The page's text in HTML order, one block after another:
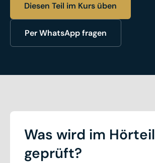
Diesen Teil im Kurs üben
Per WhatsApp fragen
Was wird im Hörteil
geprüft?